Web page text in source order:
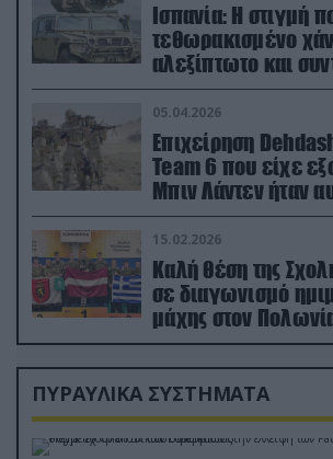
Ισπανία: Η στιγμή
τεθωρακισμένο
αλεξίπτωτο και
ορμή στο έδαφος
05.04.2026
Επιχείρηση
Team 6 που είχε
Μπιν Λάντεν ήταν
διέσωσε τον
15.02.2026
Καλή θέση της
σε διαγωνισμό
μάχης στον
ΠΥΡΑΥΛΙΚΑ ΣΥΣΤΗΜΑΤΑ